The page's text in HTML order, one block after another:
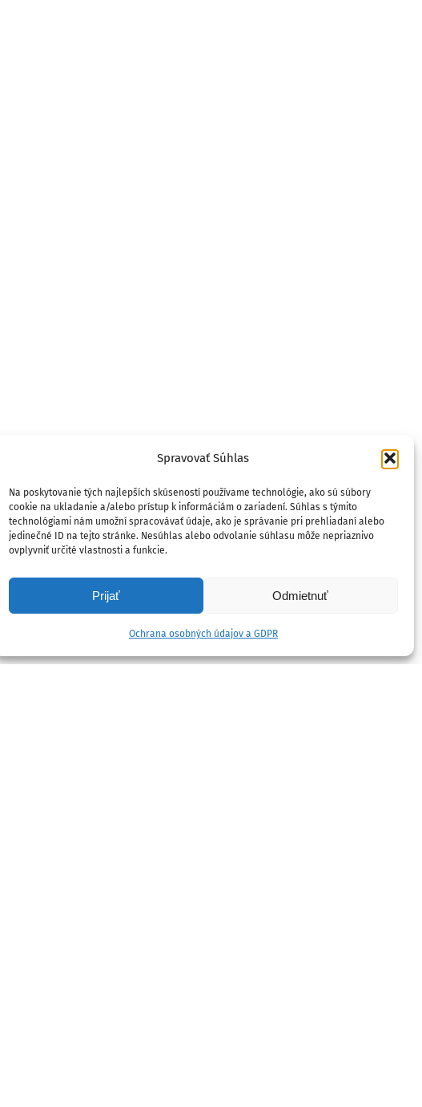
Spravovať Súhlas
Na poskytovanie tých najlepších skúseností používame technológie, ako sú súbory
cookie na ukladanie a/alebo prístup k informáciám o zariadení. Súhlas s týmito
technológiami nám umožní spracovávať údaje, ako je správanie pri prehliadaní alebo
jedinečné ID na tejto stránke. Nesúhlas alebo odvolanie súhlasu môže nepriaznivo
ovplyvniť určité vlastnosti a funkcie.
Prijať Odmietnuť
Ochrana osobných údajov a GDPR